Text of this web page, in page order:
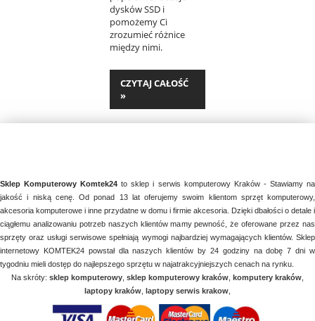
dysków SSD i
pomożemy Ci
zrozumieć różnice
między nimi.
CZYTAJ CAŁOŚĆ
»
Sklep Komputerowy Komtek24 to sklep i serwis komputerowy Kraków - Stawiamy na
jakość i niską cenę. Od ponad 13 lat oferujemy swoim klientom sprzęt komputerowy,
akcesoria komputerowe i inne przydatne w domu i firmie akcesoria. Dzięki dbałości o detale i
ciągłemu analizowaniu potrzeb naszych klientów mamy pewność, że oferowane przez nas
sprzęty oraz usługi serwisowe spełniają wymogi najbardziej wymagających klientów. Sklep
internetowy KOMTEK24 powstał dla naszych klientów by 24 godziny na dobę 7 dni w
tygodniu mieli dostęp do najlepszego sprzętu w najatrakcyjniejszych cenach na rynku.
Na skróty: sklep komputerowy sklep komputerowy kraków komputery kraków
laptopy kraków laptopy serwis krakow